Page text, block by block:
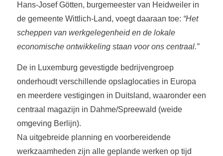
Hans-Josef Götten, burgemeester van Heidweiler in
de gemeente Wittlich-Land, voegt daaraan toe: “Het
scheppen van werkgelegenheid en de lokale
economische ontwikkeling staan voor ons centraal.”
De in Luxemburg gevestigde bedrijvengroep
onderhoudt verschillende opslaglocaties in Europa
en meerdere vestigingen in Duitsland, waaronder een
centraal magazijn in Dahme/Spreewald (weide
omgeving Berlijn).
Na uitgebreide planning en voorbereidende
werkzaamheden zijn alle geplande werken op tijd